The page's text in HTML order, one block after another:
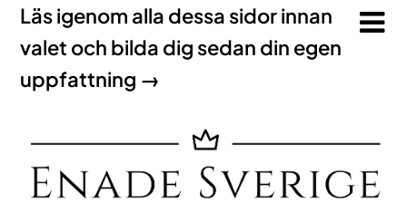
Läs igenom alla dessa sidor innan
valet och bilda dig sedan din egen
uppfattning →